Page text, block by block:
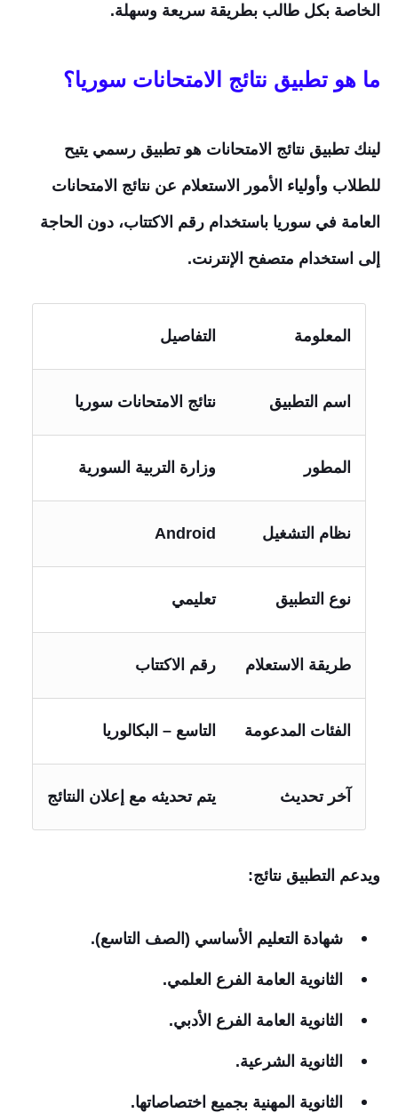
الخاصة بكل طالب بطريقة سريعة وسهلة.
ما هو تطبيق نتائج الامتحانات سوريا؟
لينك تطبيق نتائج الامتحانات هو تطبيق رسمي يتيح
للطلاب وأولياء الأمور الاستعلام عن نتائج الامتحانات
العامة في سوريا باستخدام رقم الاكتتاب، دون الحاجة
إلى استخدام متصفح الإنترنت.
المعلومة التفاصيل
اسم التطبيق نتائج الامتحانات سوريا
المطور وزارة التربية السورية
نظام التشغيل Android
نوع التطبيق تعليمي
طريقة الاستعلام رقم الاكتتاب
الفئات المدعومة التاسع – البكالوريا
آخر تحديث يتم تحديثه مع إعلان النتائج
ويدعم التطبيق نتائج:
شهادة التعليم الأساسي (الصف التاسع).
الثانوية العامة الفرع العلمي.
الثانوية العامة الفرع الأدبي.
الثانوية الشرعية.
الثانوية المهنية بجميع اختصاصاتها.